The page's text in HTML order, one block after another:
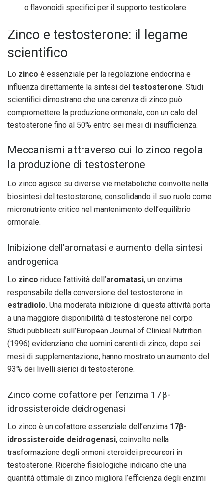
o flavonoidi specifici per il supporto testicolare.
Zinco e testosterone: il legame
scientifico
Lo zinco è essenziale per la regolazione endocrina e
influenza direttamente la sintesi del testosterone. Studi
scientifici dimostrano che una carenza di zinco può
compromettere la produzione ormonale, con un calo del
testosterone fino al 50% entro sei mesi di insufficienza.
Meccanismi attraverso cui lo zinco regola
la produzione di testosterone
Lo zinco agisce su diverse vie metaboliche coinvolte nella
biosintesi del testosterone, consolidando il suo ruolo come
micronutriente critico nel mantenimento dell’equilibrio
ormonale.
Inibizione dell’aromatasi e aumento della sintesi
androgenica
Lo zinco riduce l’attività dell’aromatasi, un enzima
responsabile della conversione del testosterone in
estradiolo. Una moderata inibizione di questa attività porta
a una maggiore disponibilità di testosterone nel corpo.
Studi pubblicati sull’European Journal of Clinical Nutrition
(1996) evidenziano che uomini carenti di zinco, dopo sei
mesi di supplementazione, hanno mostrato un aumento del
93% dei livelli sierici di testosterone.
Zinco come cofattore per l’enzima 17β-
idrossisteroide deidrogenasi
Lo zinco è un cofattore essenziale dell’enzima 17β-
idrossisteroide deidrogenasi, coinvolto nella
trasformazione degli ormoni steroidei precursori in
testosterone. Ricerche fisiologiche indicano che una
quantità ottimale di zinco migliora l’efficienza degli enzimi